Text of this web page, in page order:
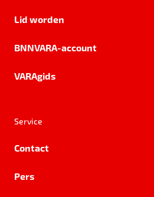
Lid worden
BNNVARA-account
VARAgids
Service
Contact
Pers